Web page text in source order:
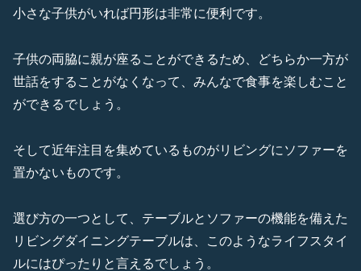
小さな子供がいれば円形は非常に便利です。
子供の両脇に親が座ることができるため、どちらか一方が
世話をすることがなくなって、みんなで食事を楽しむこと
ができるでしょう。
そして近年注目を集めているものがリビングにソファーを
置かないものです。
選び方の一つとして、テーブルとソファーの機能を備えた
リビングダイニングテーブルは、このようなライフスタイ
ルにはぴったりと言えるでしょう。